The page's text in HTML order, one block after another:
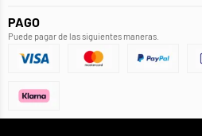
PAGO
Puede pagar de las siguientes maneras.